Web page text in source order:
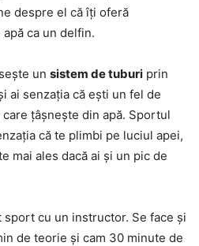
despre el că îți oferă
ca un delfin.
un sistem de tuburi prin
ai senzația că ești un fel de
țâșnește din apă. Sportul
că te plimbi pe luciul apei,
mai ales dacă ai și un pic de
cu un instructor. Se face și
de teorie și cam 30 minute de